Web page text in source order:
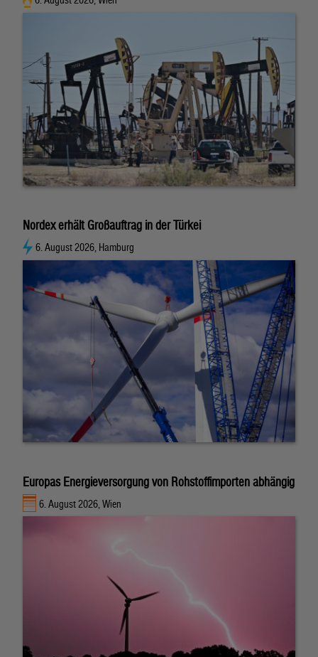
Nordex erhält Großauftrag in der Türkei
6. August 2026, Hamburg
Europas Energieversorgung von Rohstoffimporten abhängig
6. August 2026, Wien